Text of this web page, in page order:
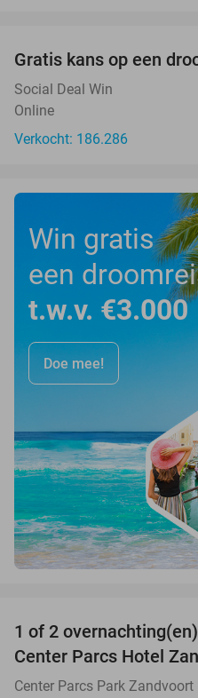
Gratis kans op een
Social Deal Win
Online
Verkocht: 186.286
Win gratis
een
t.w.v. €3.000
Doe mee!
1 of 2
Center Parcs Hotel
Center Parcs Park Zandvoort